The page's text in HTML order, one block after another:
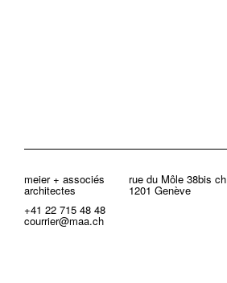
meier + associés
architectes
rue du Môle 38bis ch
1201 Genève
+41 22 715 48 48
courrier@maa.ch